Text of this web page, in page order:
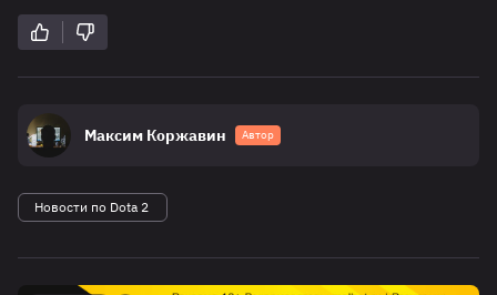
Максим Коржавин Автор
Новости по Dota 2